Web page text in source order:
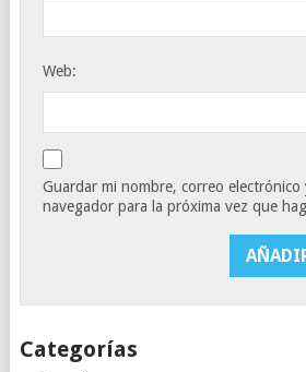
Web:
Guardar mi nombre, correo
navegador para la próxima vez que
Categorías